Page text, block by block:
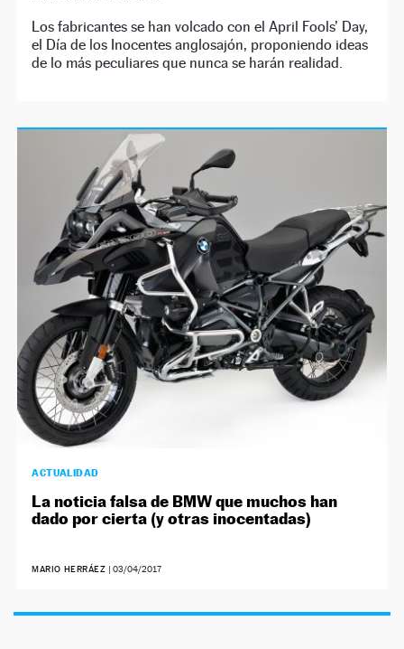
Los fabricantes se han volcado con el April Fools’ Day,
el Día de los Inocentes anglosajón, proponiendo ideas
de lo más peculiares que nunca se harán realidad.
ACTUALIDAD
La noticia falsa de BMW que muchos han
dado por cierta (y otras inocentadas)
MARIO HERRÁEZ | 03/04/2017